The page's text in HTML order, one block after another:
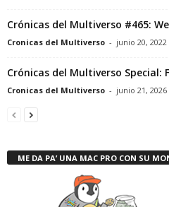
Crónicas del Multiverso #465:
Cronicas del Multiverso - junio 20, 2022
Crónicas del Multiverso Special:
Cronicas del Multiverso - junio 21, 2026
ME DA PA’ UNA MAC PRO CON SU